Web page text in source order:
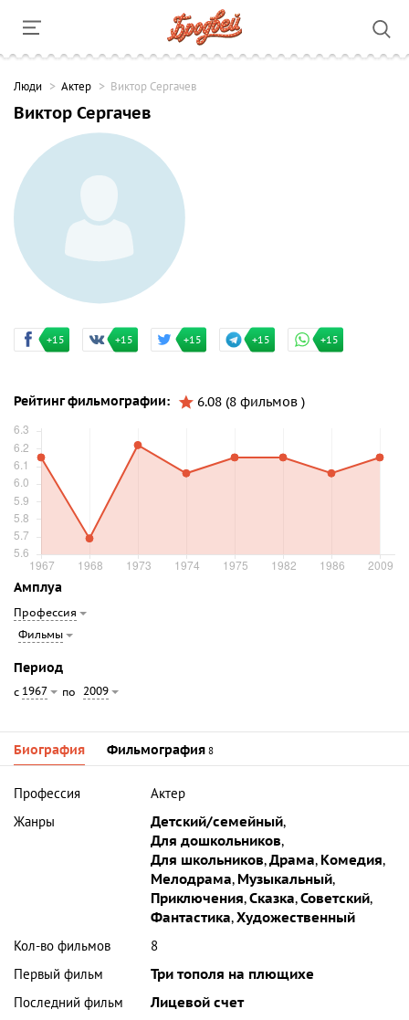
Люди Актер Виктор Сергачев
Виктор Сергачев
+15 +15 +15 +15 +15
Рейтинг фильмографии: 6.08 (8 фильмов )
Амплуа
Профессия
Фильмы
Период
с 1967 по 2009
Биография Фильмография 8
Профессия
Актер
Жанры
Детский/семейный,
Для дошкольников,
Для школьников,Драма, Комедия,
Мелодрама, Музыкальный,
Приключения,Сказка,Советский,
Фантастика,Художественный
Кол-во фильмов
8
Первый фильм
Три тополя на плющихе
Последний фильм
Лицевой счет